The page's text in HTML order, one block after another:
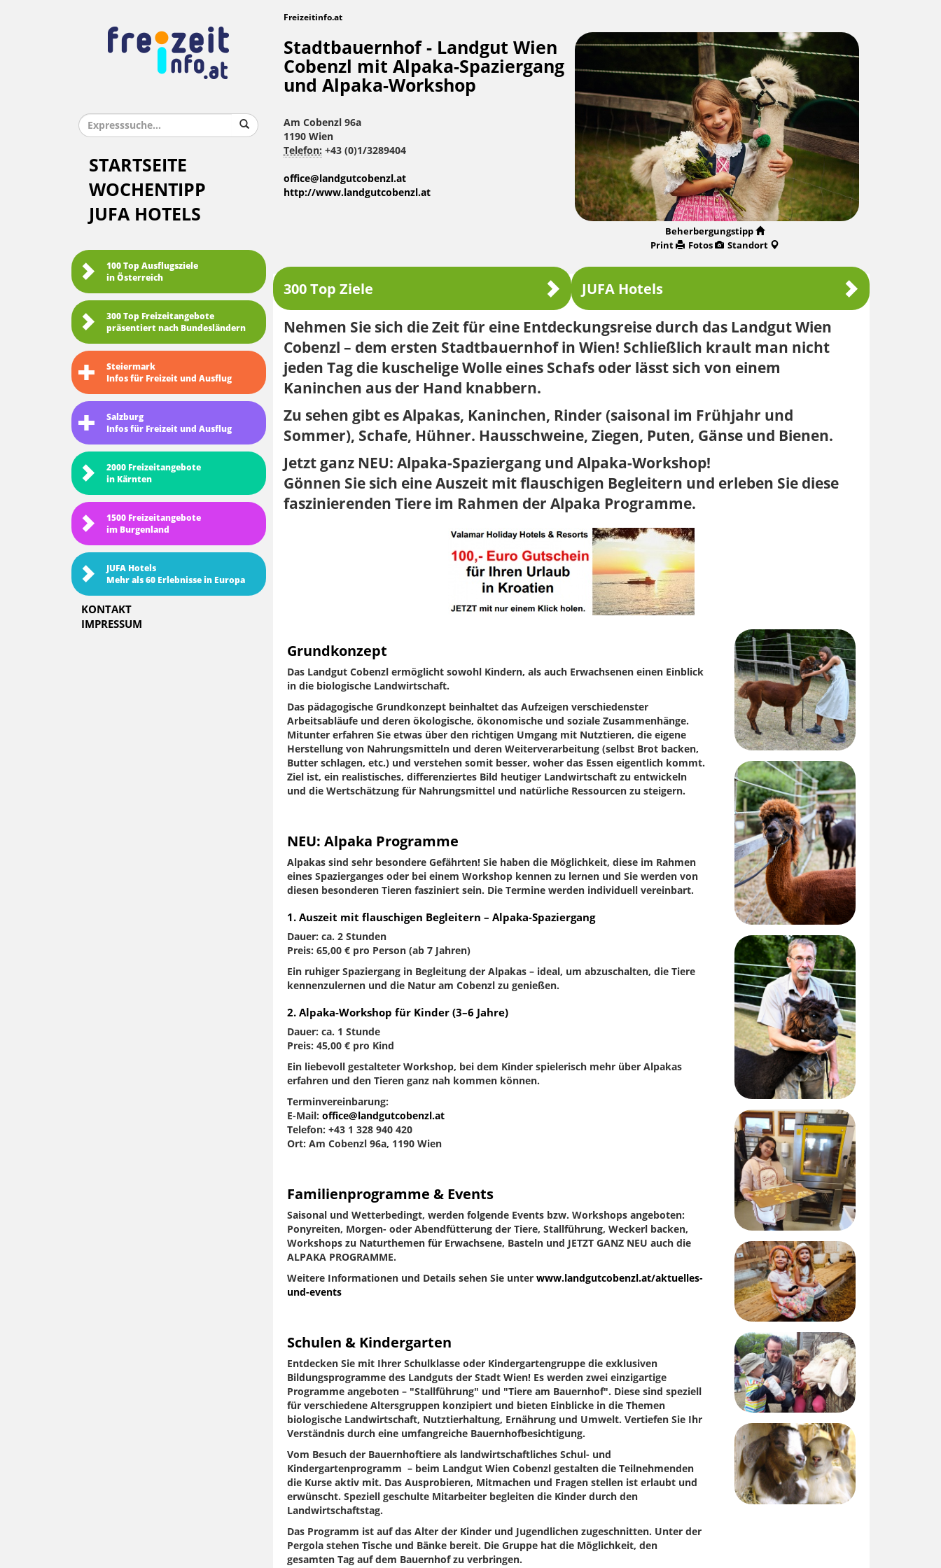
STARTSEITE
WOCHENTIPP
JUFA HOTELS
100 Top Ausflugsziele
in Österreich
300 Top Freizeitangebote
präsentiert nach Bundesländern
Steiermark
Infos für Freizeit und Ausflug
Salzburg
Infos für Freizeit und Ausflug
2000 Freizeitangebote
in Kärnten
1500 Freizeitangebote
im Burgenland
JUFA Hotels
Mehr als 60 Erlebnisse in Europa
KONTAKT
IMPRESSUM
Freizeitinfo.at
Stadtbauernhof - Landgut Wien
Cobenzl mit Alpaka-Spaziergang
und Alpaka-Workshop
Am Cobenzl 96a
1190 Wien
Telefon: +43 (0)1/3289404
office@landgutcobenzl.at
http://www.landgutcobenzl.at
Beherbergungstipp
Print
Fotos Standort
300 Top Ziele JUFA Hotels
Nehmen Sie sich die Zeit für eine Entdeckungsreise durch das Landgut Wien
Cobenzl – dem ersten Stadtbauernhof in Wien! Schließlich krault man nicht
jeden Tag die kuschelige Wolle eines Schafs oder lässt sich von einem
Kaninchen aus der Hand knabbern.
Zu sehen gibt es Alpakas, Kaninchen, Rinder (saisonal im Frühjahr und
Sommer), Schafe, Hühner. Hausschweine, Ziegen, Puten, Gänse und Bienen.
Jetzt ganz NEU: Alpaka-Spaziergang und Alpaka-Workshop!
Gönnen Sie sich eine Auszeit mit flauschigen Begleitern und erleben Sie diese
faszinierenden Tiere im Rahmen der Alpaka Programme.
Grundkonzept
Das Landgut Cobenzl ermöglicht sowohl Kindern, als auch Erwachsenen einen Einblick
in die biologische Landwirtschaft.
Das pädagogische Grundkonzept beinhaltet das Aufzeigen verschiedenster
Arbeitsabläufe und deren ökologische, ökonomische und soziale Zusammenhänge.
Mitunter erfahren Sie etwas über den richtigen Umgang mit Nutztieren, die eigene
Herstellung von Nahrungsmitteln und deren Weiterverarbeitung (selbst Brot backen,
Butter schlagen, etc.) und verstehen somit besser, woher das Essen eigentlich kommt.
Ziel ist, ein realistisches, differenziertes Bild heutiger Landwirtschaft zu entwickeln
und die Wertschätzung für Nahrungsmittel und natürliche Ressourcen zu steigern.
NEU: Alpaka Programme
Alpakas sind sehr besondere Gefährten! Sie haben die Möglichkeit, diese im Rahmen
eines Spazierganges oder bei einem Workshop kennen zu lernen und Sie werden von
diesen besonderen Tieren fasziniert sein. Die Termine werden individuell vereinbart.
1. Auszeit mit flauschigen Begleitern – Alpaka-Spaziergang
Dauer: ca. 2 Stunden
Preis: 65,00 € pro Person (ab 7 Jahren)
Ein ruhiger Spaziergang in Begleitung der Alpakas – ideal, um abzuschalten, die Tiere
kennenzulernen und die Natur am Cobenzl zu genießen.
2. Alpaka-Workshop für Kinder (3–6 Jahre)
Dauer: ca. 1 Stunde
Preis: 45,00 € pro Kind
Ein liebevoll gestalteter Workshop, bei dem Kinder spielerisch mehr über Alpakas
erfahren und den Tieren ganz nah kommen können.
Terminvereinbarung:
E-Mail: office@landgutcobenzl.at
Telefon: +43 1 328 940 420
Ort: Am Cobenzl 96a, 1190 Wien
Familienprogramme & Events
Saisonal und Wetterbedingt, werden folgende Events bzw. Workshops angeboten:
Ponyreiten, Morgen- oder Abendfütterung der Tiere, Stallführung, Weckerl backen,
Workshops zu Naturthemen für Erwachsene, Basteln und JETZT GANZ NEU auch die
ALPAKA PROGRAMME.
Weitere Informationen und Details sehen Sie unter www.landgutcobenzl.at/aktuelles-
und-events
Schulen & Kindergarten
Entdecken Sie mit Ihrer Schulklasse oder Kindergartengruppe die exklusiven
Bildungsprogramme des Landguts der Stadt Wien! Es werden zwei einzigartige
Programme angeboten – "Stallführung" und "Tiere am Bauernhof". Diese sind speziell
für verschiedene Altersgruppen konzipiert und bieten Einblicke in die Themen
biologische Landwirtschaft, Nutztierhaltung, Ernährung und Umwelt. Vertiefen Sie Ihr
Verständnis durch eine umfangreiche Bauernhofbesichtigung.
Vom Besuch der Bauernhoftiere als landwirtschaftliches Schul- und
Kindergartenprogramm – beim Landgut Wien Cobenzl gestalten die Teilnehmenden
die Kurse aktiv mit. Das Ausprobieren, Mitmachen und Fragen stellen ist erlaubt und
erwünscht. Speziell geschulte Mitarbeiter begleiten die Kinder durch den
Landwirtschaftstag.
Das Programm ist auf das Alter der Kinder und Jugendlichen zugeschnitten. Unter der
Pergola stehen Tische und Bänke bereit. Die Gruppe hat die Möglichkeit, den
gesamten Tag auf dem Bauernhof zu verbringen.